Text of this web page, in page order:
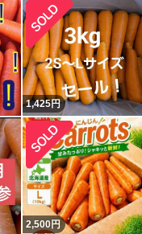
1,425円
2,500円